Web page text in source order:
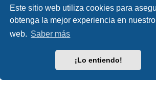
Este sitio web utiliza cookies para
obtenga la mejor experiencia en
web. Saber más
¡Lo entiendo!
Portal Índice general
Desarrollado porphpBB
®
Traducción al